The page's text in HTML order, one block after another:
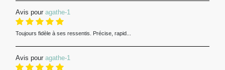
Avis pour agathe-1
Toujours fidèle à ses ressentis. Précise, rapid...
Avis pour agathe-1